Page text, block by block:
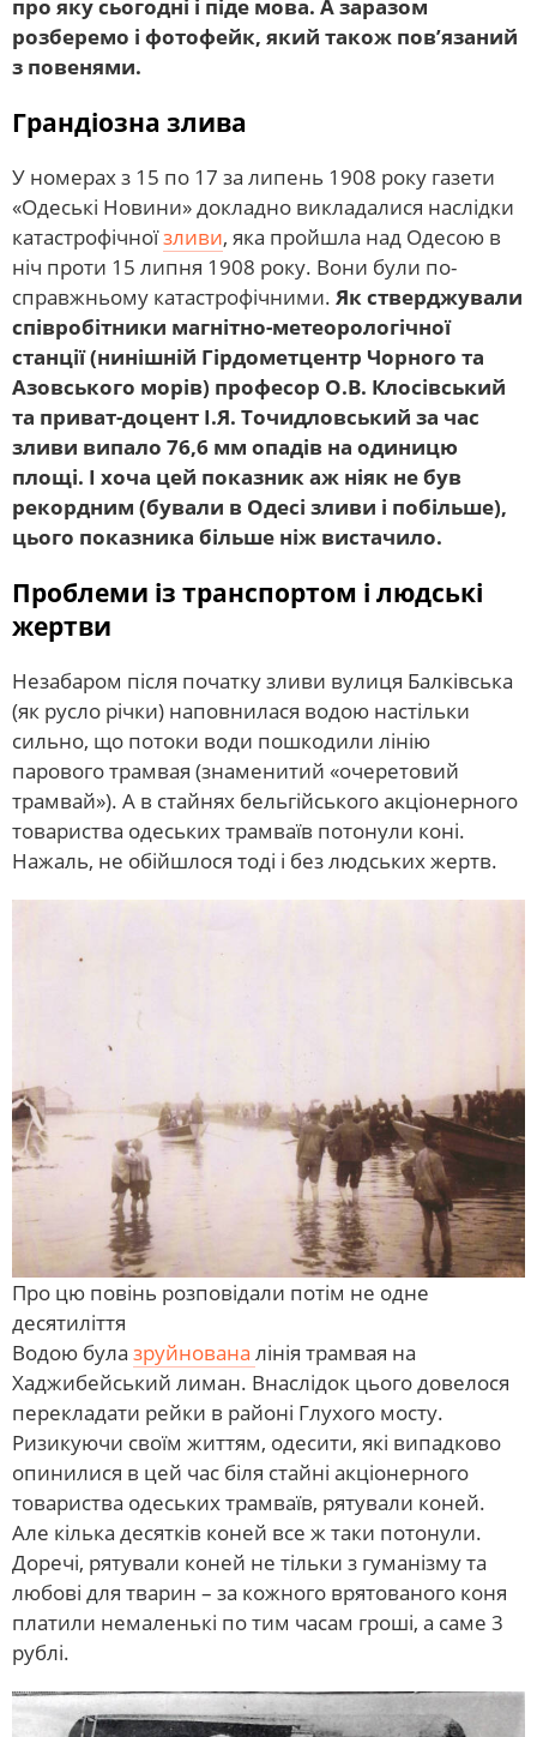
про яку сьогодні і піде мова. А заразом
розберемо і фотофейк, який також пов’язаний
з повенями.
Грандіозна злива
У номерах з 15 по 17 за липень 1908 року газети
«Одеські Новини» докладно викладалися наслідки
катастрофічноїзливи, яка пройшла над Одесою в
ніч проти 15 липня 1908 року. Вони були по-
справжньому катастрофічними. Як стверджували
співробітники магнітно-метеорологічної
станції (нинішній Гірдометцентр Чорного та
Азовського морів) професор О.В. Клосівський
та приват-доцент І.Я. Точидловський за час
зливи випало 76,6 мм опадів на одиницю
площі. І хоча цей показник аж ніяк не був
рекордним (бували в Одесі зливи і побільше),
цього показника більше ніж вистачило.
Проблеми із транспортом і людські
жертви
Незабаром після початку зливи вулиця Балківська
(як русло річки) наповнилася водою настільки
сильно, що потоки води пошкодили лінію
парового трамвая (знаменитий «очеретовий
трамвай»). А в стайнях бельгійського акціонерного
товариства одеських трамваїв потонули коні.
Нажаль, не обійшлося тоді і без людських жертв.
Про цю повінь розповідали потім не одне
десятиліття
Водою була зруйнована лінія трамвая на
Хаджибейський лиман. Внаслідок цього довелося
перекладати рейки в районі Глухого мосту.
Ризикуючи своїм життям, одесити, які випадково
опинилися в цей час біля стайні акціонерного
товариства одеських трамваїв, рятували коней.
Але кілька десятків коней все ж таки потонули.
Доречі, рятували коней не тільки з гуманізму та
любові для тварин – за кожного врятованого коня
платили немаленькі по тим часам гроші, а саме 3
рублі.